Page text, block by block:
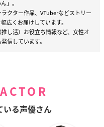
」。
クター作品、VTuberなどストリー
広くお届けしています。
し活）お役立ち情報など、女性オ
信しています。
いる声優さん